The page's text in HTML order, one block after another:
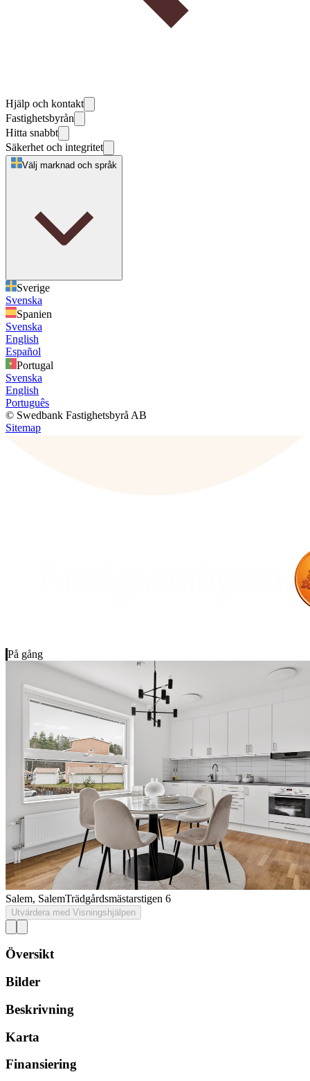
Hjälp och kontakt
Fastighetsbyrån
Hitta snabbt
Säkerhet och integritet
Välj marknad och språk
Sverige
Svenska
Spanien
Svenska
English
Español
Portugal
Svenska
English
Português
© Swedbank Fastighetsbyrå AB
Sitemap
På gång
Salem, SalemTrädgårdsmästarstigen 6
Utvärdera med Visningshjälpen
Översikt
Bilder
Beskrivning
Karta
Finansiering